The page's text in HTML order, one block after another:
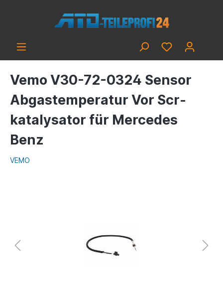
Vemo V30-72-0324 Sensor
Abgastemperatur Vor Scr-
katalysator für Mercedes
Benz
VEMO